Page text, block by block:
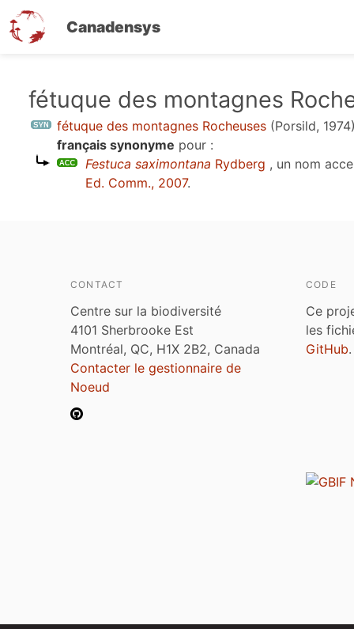
Canadensys
contenu
fétuque des montagnes
fétuque des montagnes Rocheuses (Porsild,
français synonyme pour :
Festuca saximontana Rydberg , un nom
Ed. Comm., 2007.
CONTACT
Centre sur la biodiversité
4101 Sherbrooke Est
Montréal, QC, H1X 2B2, Canada
Contacter le gestionnaire de
Noeud
CODE
Ce
les
GitHub.